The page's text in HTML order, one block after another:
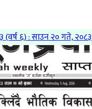
(वर्ष ६) : साउन २० गते, २०८३